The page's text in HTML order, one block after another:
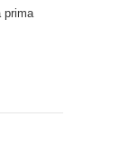
prima